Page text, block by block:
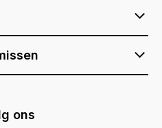
ons